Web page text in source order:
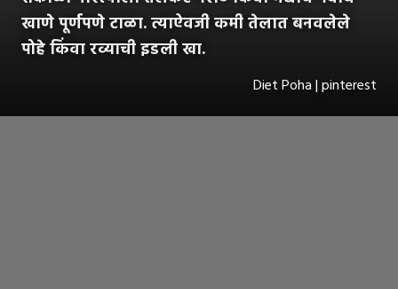
खाणे पूर्णपणे टाळा. त्याऐवजी कमी तेलात बनवलेले
पोहे किंवा रव्याची इडली खा.
Diet Poha | pinterest